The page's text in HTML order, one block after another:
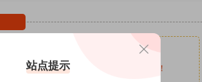
后，我们会第一时间进行审核后删除。
任何商业途径！请在下载24小时内删除！
站点提示